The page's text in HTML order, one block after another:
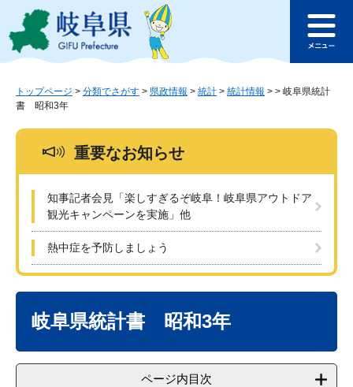
ジ
ュ
このページの本文へ
ュ
トップページ > 分類でさがす > 県政情報 > 統計 > 統計情報 > > 岐阜県統計
書 昭和3年
重要なお知らせ
知事記者会見「楽しすぎるぞ岐阜！岐阜県アウトドア
観光キャンペーンを実施」他
熱中症を予防しましょう
岐阜県統計書 昭和3年
ページ内目次